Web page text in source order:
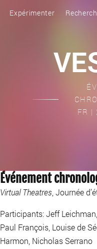
Expérimenter
FR |
Événement
Virtual Theatres , Journée
Participants: Jeff
Paul François, Louise de
Harmon, Nicholas Serrano